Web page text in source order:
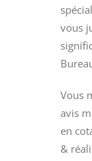
vous
Vous
avis
en
&